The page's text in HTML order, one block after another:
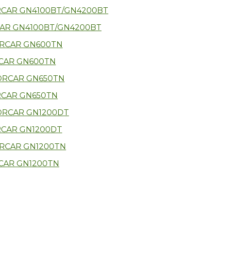
GN4100BT/GN4200BT
GN600TN
GN650TN
GN1200DT
GN1200TN